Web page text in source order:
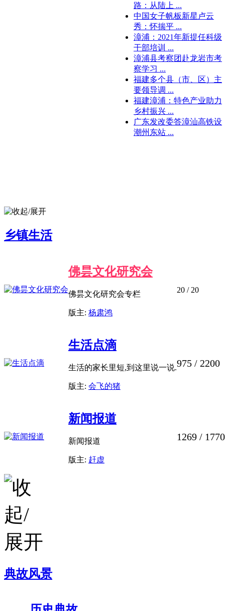
路：从陆上 ...
中国女子帆板新星卢云
秀：怀揣平 ...
漳浦：2021年新提任科级
干部培训 ...
漳浦县考察团赴龙岩市考
察学习 ...
福建多个县（市、区）主
要领导调 ...
福建漳浦：特色产业助力
乡村振兴 ...
广东发改委答漳汕高铁设
潮州东站 ...
乡镇生活
佛昙文化研究会
佛昙文化研究会专栏
版主: 杨肃鸿
20 / 20
生活点滴
生活的家长里短,到这里说一说.
版主: 会飞的猪
975 / 2200
新闻报道
新闻报道
版主: 赶虚
1269 / 1770
典故风景